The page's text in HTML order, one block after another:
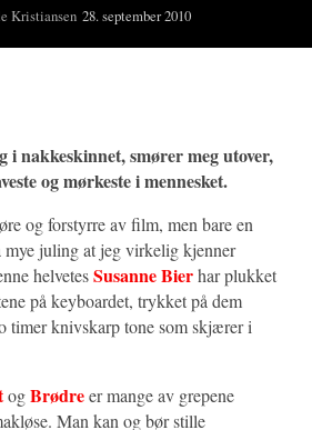
Kristiansen 28. september 2010
i nakkeskinnet, smører meg utover,
og mørkeste i mennesket.
og forstyrre av film, men bare en
mye juling at jeg virkelig kjenner
helvetesSusanne Bierhar plukket
på keyboardet, trykket på dem
timer knivskarp tone som skjærer i
ogBrødreer mange av grepene
Man kan og bør stille